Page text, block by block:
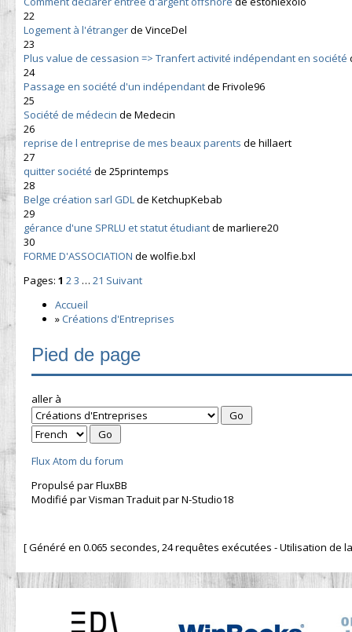
22
Logement à l'étrangerde VinceDel
23
Plus value de cessasion => Tranfert activité indépendant en société
24
Passage en société d'un indépendantde Frivole96
25
Société de médecin de Medecin
26
reprise de l entreprise de mes beaux parents de hillaert
27
quitter société de 25printemps
28
Belge création sarl GDLde KetchupKebab
29
gérance d'une SPRLU et statut étudiantde marliere20
30
FORME D'ASSOCIATION de wolfie.bxl
Pages: 1 23 … 21 Suivant
Accueil
»Créations d'Entreprises
Pied de page
aller à
Flux Atom du forum
Propulsé par FluxBB
Modifié par Visman Traduit par N-Studio18
[ Généré en 0.065 secondes, 24 requêtes exécutées - Utilisation de la